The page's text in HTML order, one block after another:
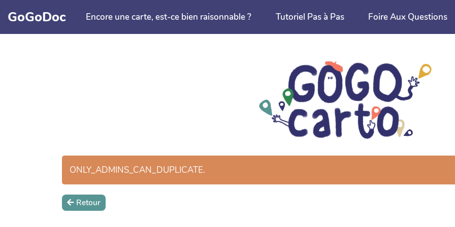
Aller au contenu principal
GoGoDoc Encore une carte, est-ce bien raisonnable ? Tutoriel Pas à Pas Foire Aux Questions
ONLY_ADMINS_CAN_DUPLICATE.
Retour